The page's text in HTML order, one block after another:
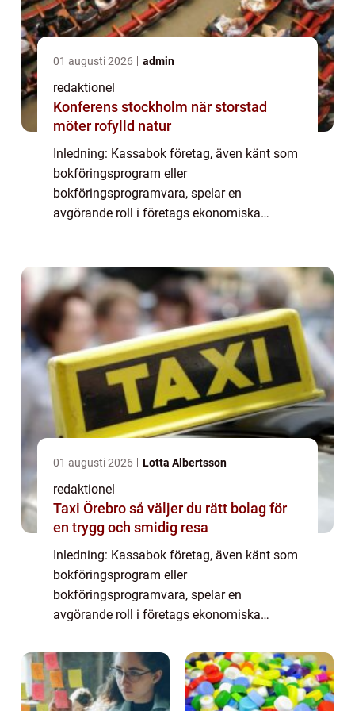
01 augusti 2026 admin
redaktionel
Konferens stockholm när storstad
möter rofylld natur
Inledning: Kassabok företag, även känt som
bokföringsprogram eller
bokföringsprogramvara, spelar en
avgörande roll i företags ekonomiska
system blivit ett oumbärligt v...
01 augusti 2026 Lotta Albertsson
redaktionel
Taxi Örebro så väljer du rätt bolag för
en trygg och smidig resa
Inledning: Kassabok företag, även känt som
bokföringsprogram eller
bokföringsprogramvara, spelar en
avgörande roll i företags ekonomiska
effektivisera företagens bokföring har dessa
system blivit ett oumbärligt v...